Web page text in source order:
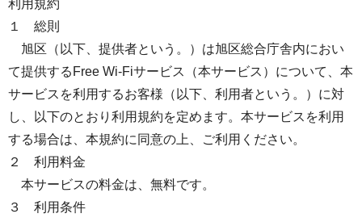
利用規約
１ 総則
旭区（以下、提供者という。）は旭区総合庁舎内におい
て提供するFree Wi-Fiサービス（本サービス）について、本
サービスを利用するお客様（以下、利用者という。）に対
し、以下のとおり利用規約を定めます。本サービスを利用
する場合は、本規約に同意の上、ご利用ください。
２ 利用料金
本サービスの料金は、無料です。
３ 利用条件